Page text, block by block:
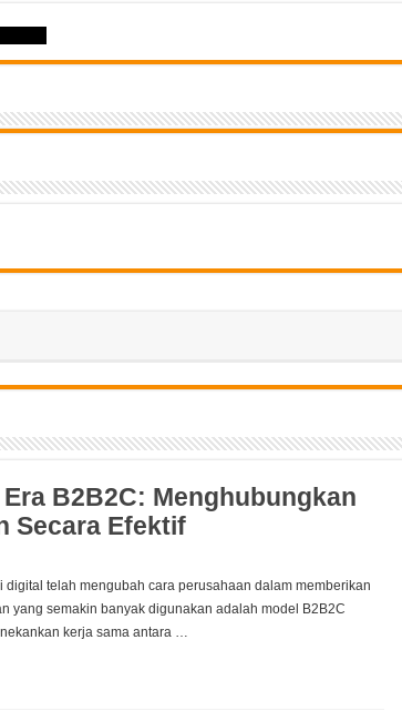
B2B2C: Menghubungkan
Secara Efektif
telah mengubah cara perusahaan dalam memberikan
yang semakin banyak digunakan adalah model B2B2C
kerja sama antara …